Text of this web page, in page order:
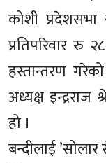
कोशी प्रदेशसभा
प्रतिपरिवार रु
हस्तान्तरण
अध्यक्ष
हो ।
बन्दीलाई